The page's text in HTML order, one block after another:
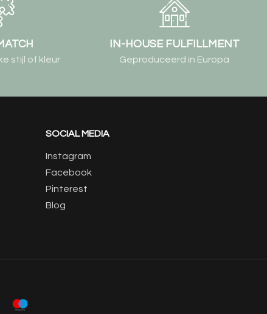
stijl of kleur
IN-HOUSE FULFILLMENT
Geproduceerd in Europa
SOCIAL MEDIA
Instagram
Facebook
Pinterest
Blog